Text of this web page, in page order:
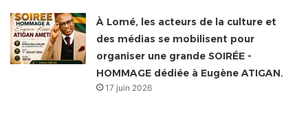
À Lomé, les acteurs de la culture et
des médias se mobilisent pour
organiser une grande SOIRÉE -
HOMMAGE dédiée à Eugène ATIGAN.
17 juin 2026